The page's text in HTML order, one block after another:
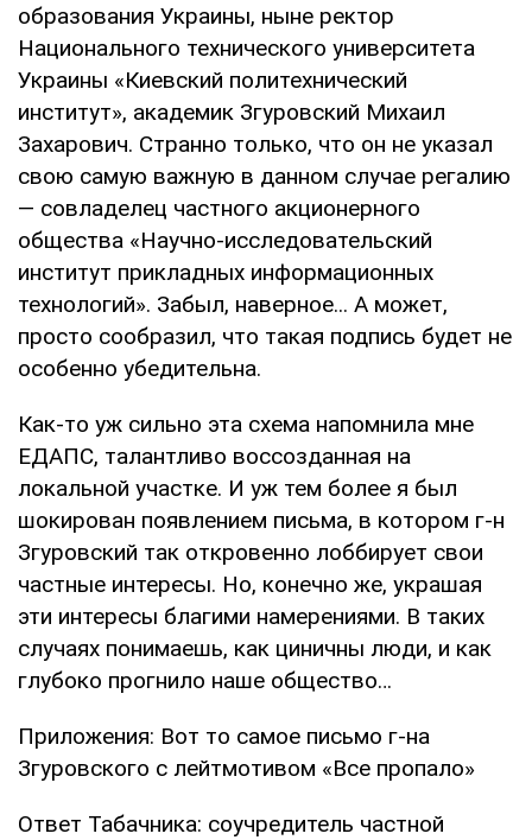
образования Украины, ныне ректор
Национального технического университета
Украины «Киевский политехнический
институт», академик Згуровский Михаил
Захарович. Странно только, что он не указал
свою самую важную в данном случае регалию
— совладелец частного акционерного
общества «Научно-исследовательский
институт прикладных информационных
технологий». Забыл, наверное... А может,
просто сообразил, что такая подпись будет не
особенно убедительна.
Как-то уж сильно эта схема напомнила мне
ЕДАПС, талантливо воссозданная на
локальной участке. И уж тем более я был
шокирован появлением письма, в котором г-н
Згуровский так откровенно лоббирует свои
частные интересы. Но, конечно же, украшая
эти интересы благими намерениями. В таких
случаях понимаешь, как циничны люди, и как
глубоко прогнило наше общество…
Приложения: Вот то самое письмо г-на
Згуровского с лейтмотивом «Все пропало»
Ответ Табачника: соучредитель частной